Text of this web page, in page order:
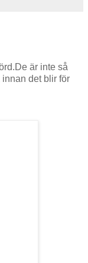
är inte så
det blir för